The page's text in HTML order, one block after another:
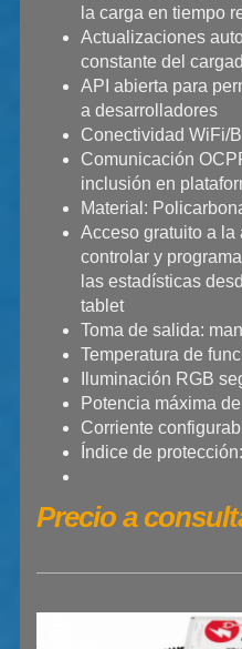
la carga en tiempo
Actualizaciones
constante del
API abierta para
a desarrolladores
Conectividad WiFi/
Comunicación
inclusión en
Material:
Acceso gratuito a
controlar y
las estadísticas
tablet
Toma de salida:
Temperatura de
Iluminación RGB
Potencia máxima
Corriente
Índice de
Precio a